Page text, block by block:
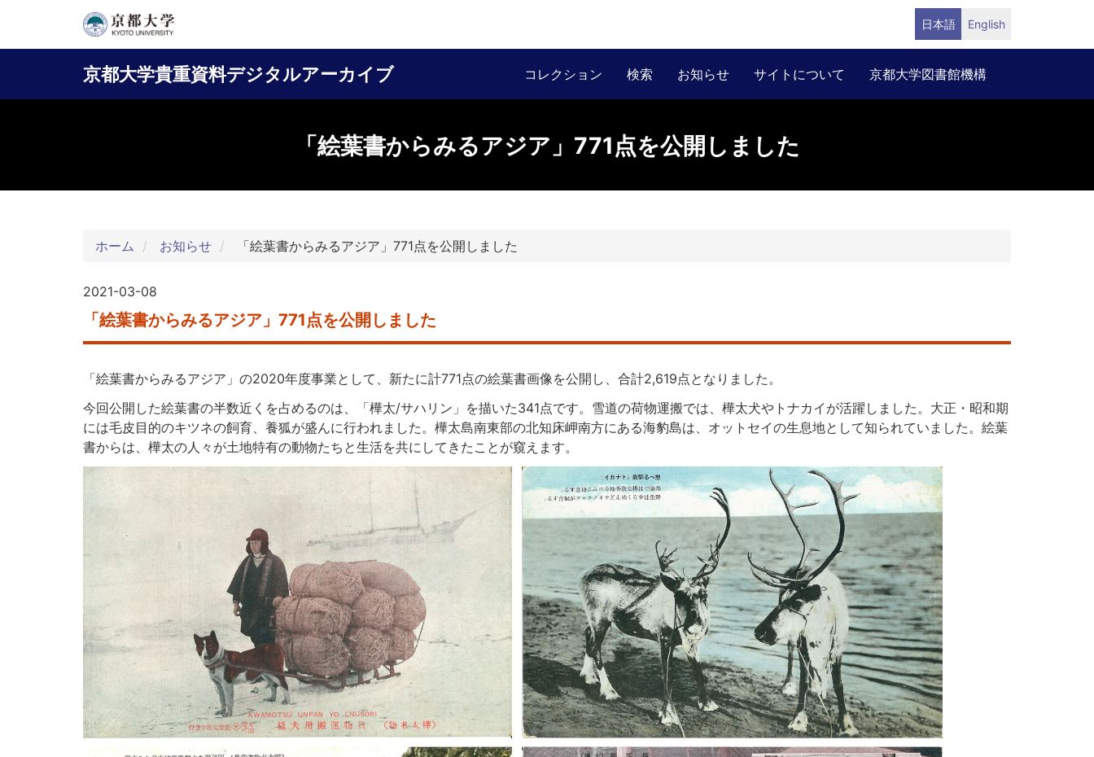
ン
移
日本語 English
京都大学貴重資料デジタルアーカイブ
Main
navigation
コレクション 検索 お知らせ サイトについて 京都大学図書館機構
「絵葉書からみるアジア」771点を公開しました
ホーム お知らせ 「絵葉書からみるアジア」771点を公開しました
2021-03-08
「絵葉書からみるアジア」771点を公開しました
「絵葉書からみるアジア」の2020年度事業として、新たに計771点の絵葉書画像を公開し、合計2,619点となりました。
今回公開した絵葉書の半数近くを占めるのは、「樺太/サハリン」を描いた341点です。 雪道の荷物運搬では、樺太犬やトナカイが活躍しました。大正・昭和期
には毛皮目的のキツネの飼育、養狐が盛んに行われました。樺太島南東部の北知床岬南方にある海豹島は、オットセイの生息地として知られていました。絵葉
書からは、樺太の人々が土地特有の動物たちと生活を共にしてきたことが窺えます。